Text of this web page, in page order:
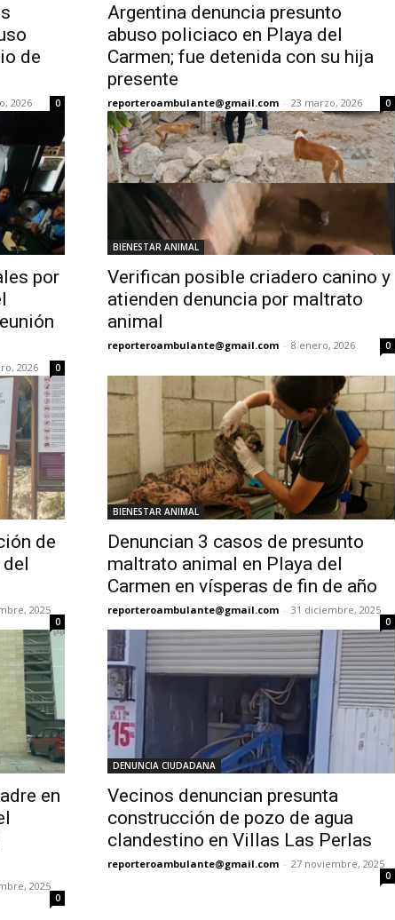
de
2026 0
Argentina denuncia presunto
abuso policiaco en Playa del
Carmen; fue detenida con su hija
presente
reporteroambulante@gmail.com - 23 marzo, 2026 0
por
2026 0
BIENESTAR ANIMAL
Verifican posible criadero canino y
atienden denuncia por maltrato
animal
reporteroambulante@gmail.com - 8 enero, 2026 0
de
2025
0
BIENESTAR ANIMAL
Denuncian 3 casos de presunto
maltrato animal en Playa del
Carmen en vísperas de fin de año
reporteroambulante@gmail.com - 31 diciembre, 2025
0
en
2025
0
DENUNCIA CIUDADANA
Vecinos denuncian presunta
construcción de pozo de agua
clandestino en Villas Las Perlas
reporteroambulante@gmail.com - 27 noviembre, 2025
0